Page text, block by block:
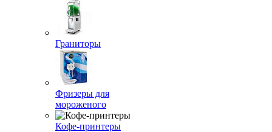
Граниторы
Фризеры для
мороженого
Кофе-принтеры